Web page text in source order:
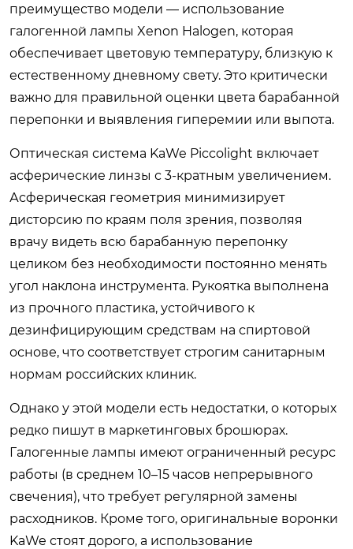
преимущество модели — использование
галогенной лампы Xenon Halogen, которая
обеспечивает цветовую температуру, близкую к
естественному дневному свету. Это критически
важно для правильной оценки цвета барабанной
перепонки и выявления гиперемии или выпота.
Оптическая система KaWe Piccolight включает
асферические линзы с 3-кратным увеличением.
Асферическая геометрия минимизирует
дисторсию по краям поля зрения, позволяя
врачу видеть всю барабанную перепонку
целиком без необходимости постоянно менять
угол наклона инструмента. Рукоятка выполнена
из прочного пластика, устойчивого к
дезинфицирующим средствам на спиртовой
основе, что соответствует строгим санитарным
нормам российских клиник.
Однако у этой модели есть недостатки, о которых
редко пишут в маркетинговых брошюрах.
Галогенные лампы имеют ограниченный ресурс
работы (в среднем 10–15 часов непрерывного
свечения), что требует регулярной замены
расходников. Кроме того, оригинальные воронки
KaWe стоят дорого, а использование